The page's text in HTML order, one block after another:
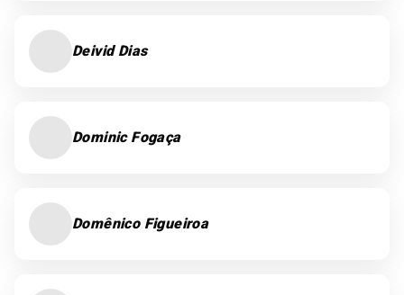
Deivid Dias
Dominic Fogaça
Domênico Figueiroa